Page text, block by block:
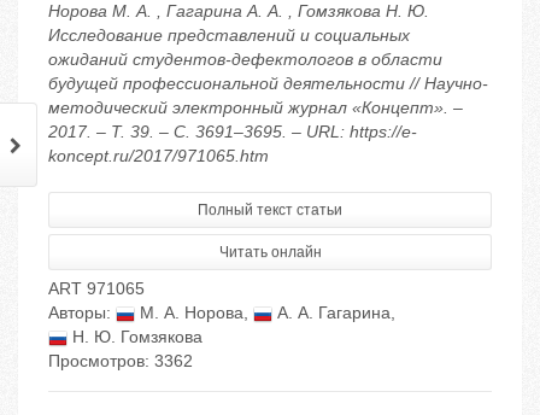
Норова М. А. , Гагарина А. А. , Гомзякова Н. Ю.
Исследование представлений и социальных
ожиданий студентов-дефектологов в области
будущей профессиональной деятельности // Научно-
методический электронный журнал «Концепт». –
2017. – Т. 39. – С. 3691–3695. – URL: https://e-
koncept.ru/2017/971065.htm
Полный текст статьи
Читать онлайн
ART 971065
Авторы:
М. А. Норова, А. А. Гагарина,
Н. Ю. Гомзякова
Просмотров: 3362